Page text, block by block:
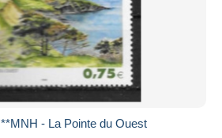
- La Pointe du Ouest